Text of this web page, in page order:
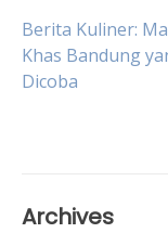
Post
Berita Kuliner:
Khas Bandung
Dicoba
Archives